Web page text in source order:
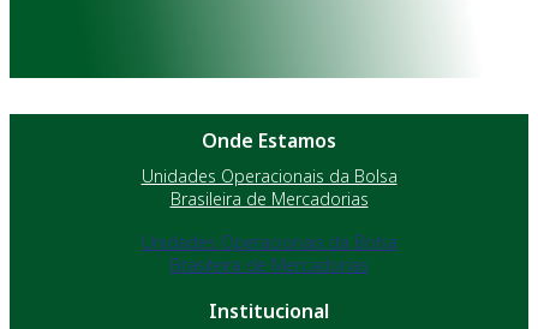
Onde Estamos
Unidades Operacionais da Bolsa
Brasileira de Mercadorias
Unidades Operacionais da Bolsa
Brasileira de Mercadorias
Institucional